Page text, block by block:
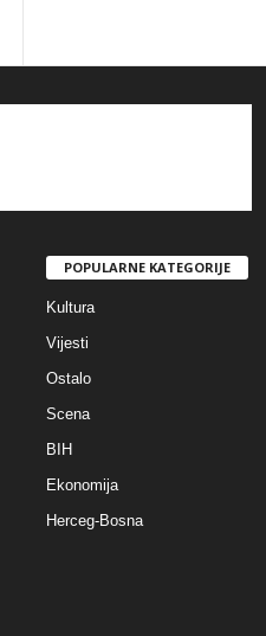
POPULARNE KATEGORIJE
Kultura
Vijesti
Ostalo
Scena
BIH
Ekonomija
Herceg-Bosna